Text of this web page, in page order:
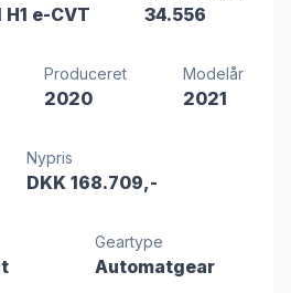
e-CVT 34.556
Produceret
2020
Modelår
2021
Nypris
DKK 168.709,-
Geartype
Automatgear